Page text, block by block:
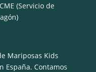
(Servicio de
Mariposas Kids
España. Contamos